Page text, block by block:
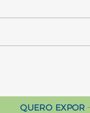
QUERO EXPOR